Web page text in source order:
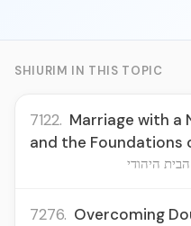
SHIURIM IN THIS TOPIC
7122. Marriage with a
and the Foundations
הבית היהודי
7276. Overcoming